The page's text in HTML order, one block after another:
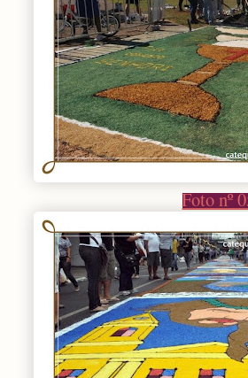
Foto nº